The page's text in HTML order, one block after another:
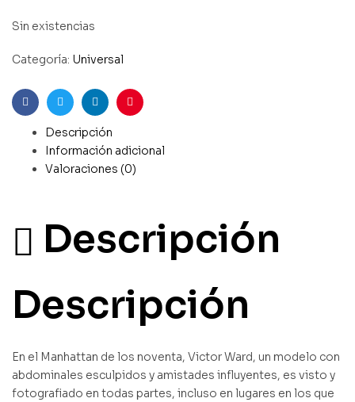
Sin existencias
Categoría: Universal
FacebookGorjeoLinkedInPinterest
Descripción
Información adicional
Valoraciones (0)
Descripción
Descripción
En el Manhattan de los noventa, Victor Ward, un modelo con
abdominales esculpidos y amistades influyentes, es visto y
fotografiado en todas partes, incluso en lugares en los que